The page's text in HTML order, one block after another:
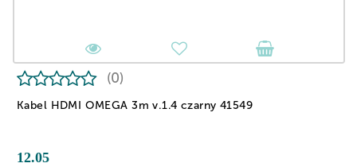
Kabel HDMI OMEGA 3m v.1.4 czarny 41549
(0)
12.05